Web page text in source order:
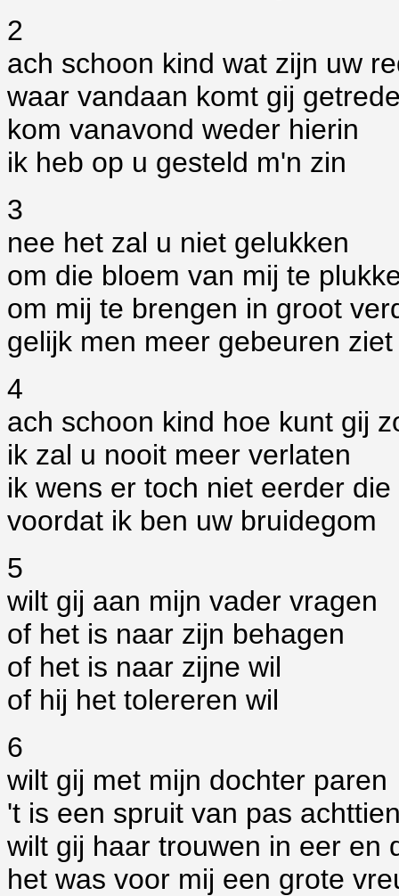
2
ach schoon kind wat zijn uw
waar vandaan komt gij
kom vanavond weder hierin
ik heb op u gesteld m'n zin
3
nee het zal u niet gelukken
om die bloem van mij te
om mij te brengen in groot
gelijk men meer gebeuren ziet
4
ach schoon kind hoe kunt gij
ik zal u nooit meer verlaten
ik wens er toch niet eerder die
voordat ik ben uw bruidegom
5
wilt gij aan mijn vader vragen
of het is naar zijn behagen
of het is naar zijne wil
of hij het tolereren wil
6
wilt gij met mijn dochter paren
't is een spruit van pas
wilt gij haar trouwen in eer en
het was voor mij een grote